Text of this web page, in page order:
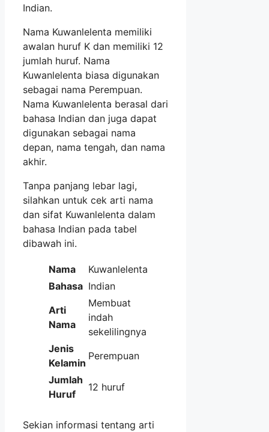
Indian.
Nama Kuwanlelenta memiliki
awalan huruf K dan memiliki 12
jumlah huruf. Nama
Kuwanlelenta biasa digunakan
sebagai nama Perempuan.
Nama Kuwanlelenta berasal dari
bahasa Indian dan juga dapat
digunakan sebagai nama
depan, nama tengah, dan nama
akhir.
Tanpa panjang lebar lagi,
silahkan untuk cek arti nama
dan sifat Kuwanlelenta dalam
bahasa Indian pada tabel
dibawah ini.
Nama
Kuwanlelenta
Bahasa Indian
Arti
Nama
Membuat
indah
sekelilingnya
Jenis
Kelamin
Perempuan
Jumlah
Huruf
12 huruf
Sekian informasi tentang arti